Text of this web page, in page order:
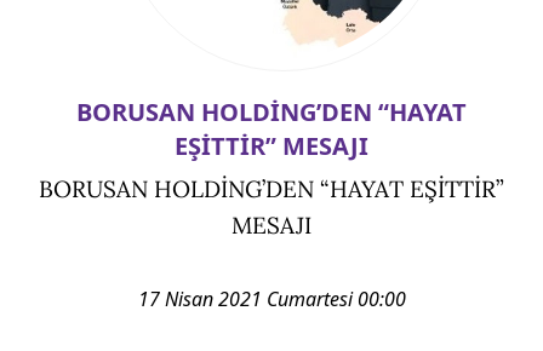
BORUSAN HOLDİNG’DEN “HAYAT
EŞİTTİR” MESAJI
BORUSAN HOLDİNG’DEN “HAYAT EŞİTTİR”
MESAJI
17 Nisan 2021 Cumartesi 00:00